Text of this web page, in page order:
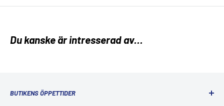
Du kanske är intresserad av...
BUTIKENS ÖPPETTIDER